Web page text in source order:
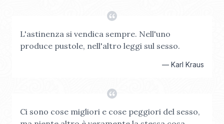
L'astinenza si vendica sempre. Nell'uno
produce pustole, nell'altro leggi sul sesso.
— Karl Kraus
Ci sono cose migliori e cose peggiori del sesso,